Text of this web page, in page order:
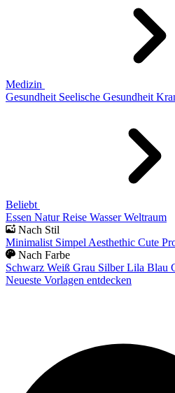
Medizin
Gesundheit Seelische Gesundheit
Beliebt
Essen Natur Reise Wasser Weltraum
Nach Stil
Minimalist Simpel Aesthethic Cute
Nach Farbe
Schwarz Weiß Grau Silber Lila Blau
Neueste Vorlagen entdecken